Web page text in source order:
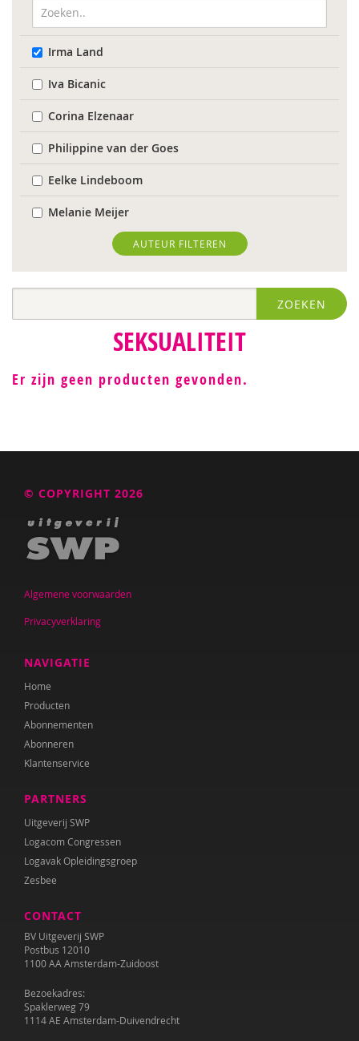
Irma Land
Iva Bicanic
Corina Elzenaar
Philippine van der Goes
Eelke Lindeboom
Melanie Meijer
Karin Middelburg
Carla van Wensen
AUTEUR FILTEREN
ZOEKEN
SEKSUALITEIT
Er zijn geen producten gevonden.
© COPYRIGHT 2026
Algemene voorwaarden
Privacyverklaring
NAVIGATIE
Home
Producten
Abonnementen
Abonneren
Klantenservice
PARTNERS
Uitgeverij SWP
Logacom Congressen
Logavak Opleidingsgroep
Zesbee
CONTACT
BV Uitgeverij SWP
Postbus 12010
1100 AA Amsterdam-Zuidoost
Bezoekadres:
Spaklerweg 79
1114 AE Amsterdam-Duivendrecht